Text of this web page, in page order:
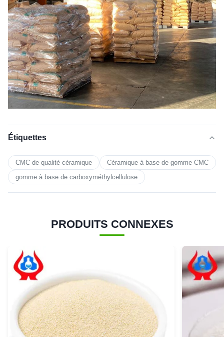
Étiquettes
CMC de qualité céramique
Céramique à base de gomme CMC
gomme à base de carboxyméthylcellulose
PRODUITS CONNEXES